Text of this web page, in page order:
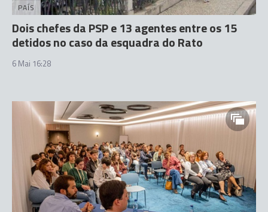
PAÍS
Dois chefes da PSP e 13 agentes entre os 15
detidos no caso da esquadra do Rato
6 Mai 16:28